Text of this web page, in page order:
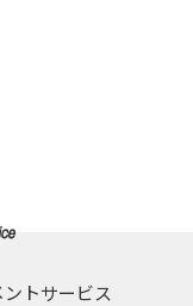
ントサービス